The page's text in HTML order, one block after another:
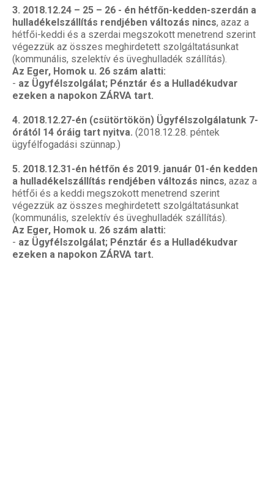
3. 2018.12.24 – 25 – 26 - én hétfőn-kedden-szerdán a
hulladékelszállítás rendjében változás nincs, azaz a
hétfői-keddi és a szerdai megszokott menetrend szerint
végezzük az összes meghirdetett szolgáltatásunkat
(kommunális, szelektív és üveghulladék szállítás).
Az Eger, Homok u. 26 szám alatti:
- az Ügyfélszolgálat; Pénztár és a Hulladékudvar
ezeken a napokon ZÁRVA tart.
4. 2018.12.27-én (csütörtökön) Ügyfélszolgálatunk 7-
órától 14 óráig tart nyitva. (2018.12.28. péntek
ügyfélfogadási szünnap.)
5. 2018.12.31-én hétfőn és 2019. január 01-én kedden
a hulladékelszállítás rendjében változás nincs, azaz a
hétfői és a keddi megszokott menetrend szerint
végezzük az összes meghirdetett szolgáltatásunkat
(kommunális, szelektív és üveghulladék szállítás).
Az Eger, Homok u. 26 szám alatti:
- az Ügyfélszolgálat; Pénztár és a Hulladékudvar
ezeken a napokon ZÁRVA tart.